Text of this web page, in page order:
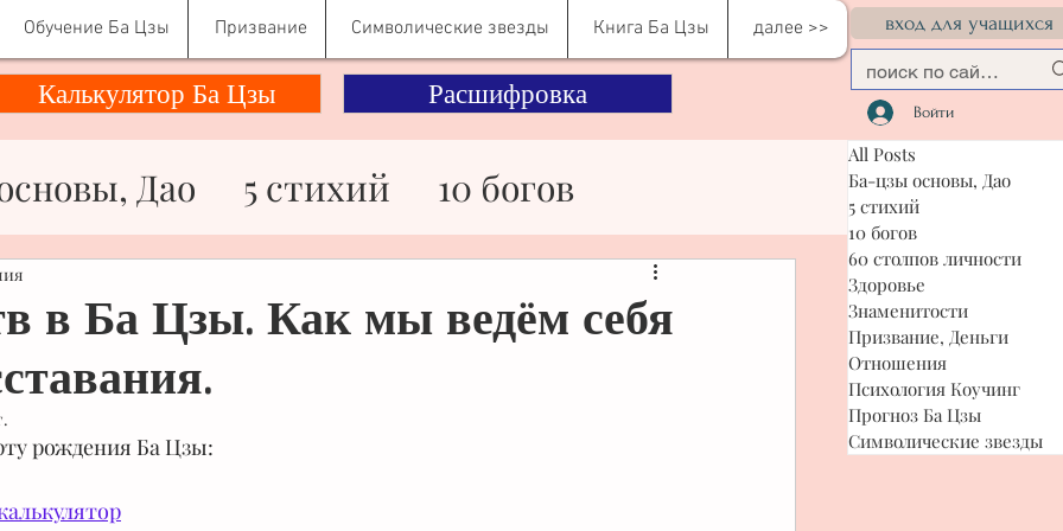
Обучение Ба Цзы Призвание Символические звезды Книга Ба Цзы далее >>
Калькулятор Ба Цзы Расшифровка
вход для учащихся
Войти
Дао 5 стихий
10 богов
Отношения
Символические звезды
в Ба Цзы. Как мы ведём себя
рождения Ба Цзы:
All Posts
Ба-цзы основы, Дао
5 стихий
10 богов
60 столпов личности
Здоровье
Знаменитости
Призвание, Деньги
Отношения
Психология Коучинг
Прогноз Ба Цзы
Символические звезды